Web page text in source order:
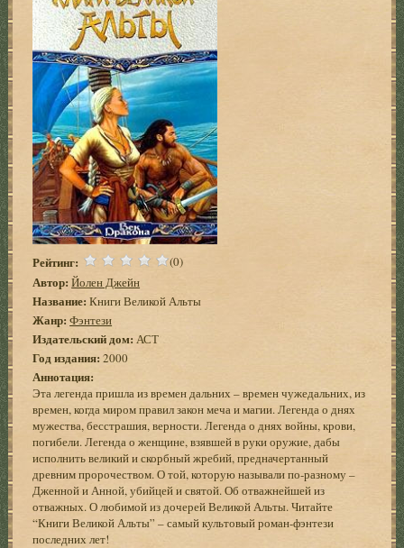
Рейтинг: (0)
Автор: Йолен Джейн
Название: Книги Великой Альты
Жанр: Фэнтези
Издательский дом: АСТ
Год издания:2000
Аннотация:
Эта легенда пришла из времен дальних – времен чужедальних, из
времен, когда миром правил закон меча и магии. Легенда о днях
мужества, бесстрашия, верности. Легенда о днях войны, крови,
погибели. Легенда о женщине, взявшей в руки оружие, дабы
исполнить великий и скорбный жребий, предначертанный
древним пророчеством. О той, которую называли по-разному –
Дженной и Анной, убийцей и святой. Об отважнейшей из
отважных. О любимой из дочерей Великой Альты. Читайте
“Книги Великой Альты” – самый культовый роман-фэнтези
последних лет!